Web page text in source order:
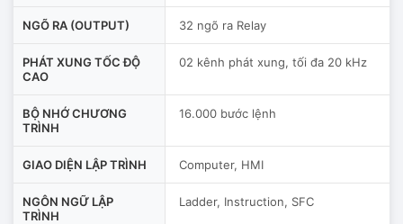
NGÕ RA (OUTPUT) 32 ngõ ra Relay
PHÁT XUNG TỐC ĐỘ
CAO
02 kênh phát xung, tối đa 20 kHz
BỘ NHỚ CHƯƠNG
TRÌNH
16.000 bước lệnh
GIAO DIỆN LẬP TRÌNH Computer, HMI
NGÔN NGỮ LẬP
TRÌNH
Ladder, Instruction, SFC